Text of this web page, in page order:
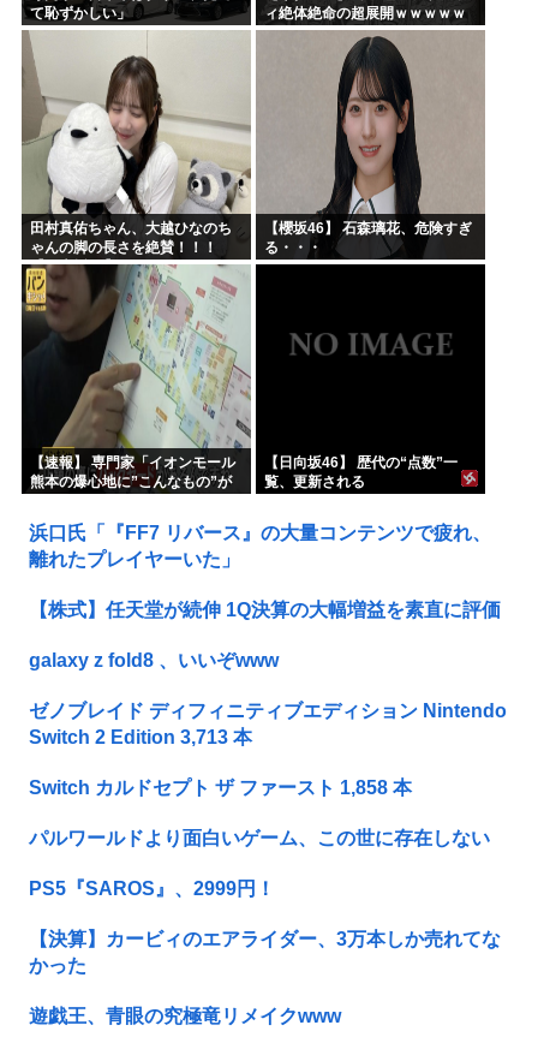
て恥ずかしい」
ィ絶体絶命の超展開ｗｗｗｗｗ
ｗｗｗｗｗｗｗｗｗｗｗｗｗｗ
ｗｗｗｗｗｗｗｗｗｗｗｗｗｗ
ｗｗｗｗｗｗｗｗｗｗｗｗ...
田村真佑ちゃん、大越ひなのち
ゃんの脚の長さを絶賛！！！
【乃木坂46】
【櫻坂46】 石森璃花、危険すぎ
る・・・
【速報】 専門家「イオンモール
熊本の爆心地に”こんなもの”が
【日向坂46】 歴代の“点数”一
覧、更新される
浜口氏「『FF7 リバース』の大量コンテンツで疲れ、
離れたプレイヤーいた」
【株式】任天堂が続伸 1Q決算の大幅増益を素直に評価
galaxy z fold8 、いいぞwww
ゼノブレイド ディフィニティブエディション Nintendo
Switch 2 Edition 3,713 本
Switch カルドセプト ザ ファースト 1,858 本
パルワールドより面白いゲーム、この世に存在しない
PS5『SAROS』、2999円！
【決算】カービィのエアライダー、3万本しか売れてな
かった
遊戯王、青眼の究極竜リメイクwww